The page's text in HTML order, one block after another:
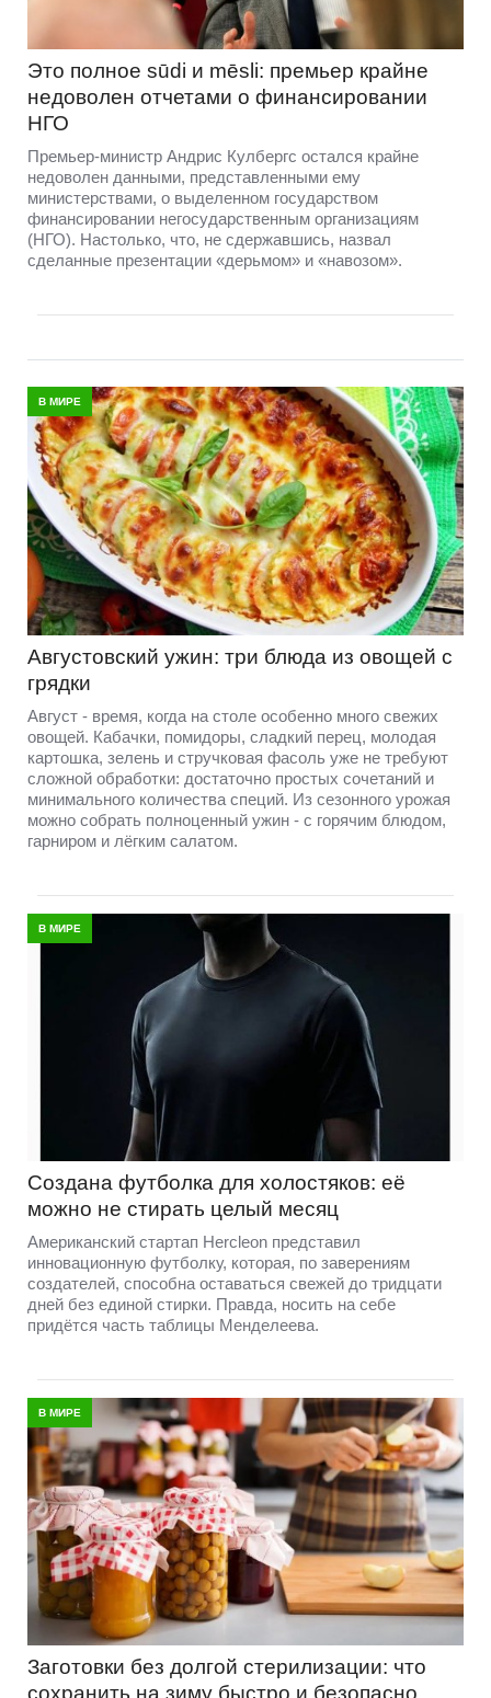
Это полное sūdi и mēsli: премьер крайне
недоволен отчетами о финансировании
НГО
Премьер-министр Андрис Кулбергс остался крайне
недоволен данными, представленными ему
министерствами, о выделенном государством
финансировании негосударственным организациям
(НГО). Настолько, что, не сдержавшись, назвал
сделанные презентации «дерьмом» и «навозом».
В МИРЕ
Августовский ужин: три блюда из овощей с
грядки
Август - время, когда на столе особенно много свежих
овощей. Кабачки, помидоры, сладкий перец, молодая
картошка, зелень и стручковая фасоль уже не требуют
сложной обработки: достаточно простых сочетаний и
минимального количества специй. Из сезонного урожая
можно собрать полноценный ужин - с горячим блюдом,
гарниром и лёгким салатом.
В МИРЕ
Создана футболка для холостяков: её
можно не стирать целый месяц
Американский стартап Hercleon представил
инновационную футболку, которая, по заверениям
создателей, способна оставаться свежей до тридцати
дней без единой стирки. Правда, носить на себе
придётся часть таблицы Менделеева.
В МИРЕ
Заготовки без долгой стерилизации: что
сохранить на зиму быстро и безопасно